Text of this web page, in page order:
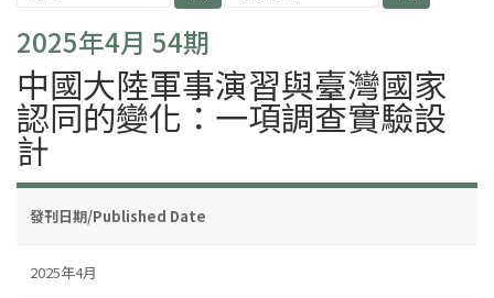
2025年4月 54期
中國大陸軍事演習與臺灣國家
認同的變化：一項調查實驗設
計
發刊日期/Published Date
2025年4月